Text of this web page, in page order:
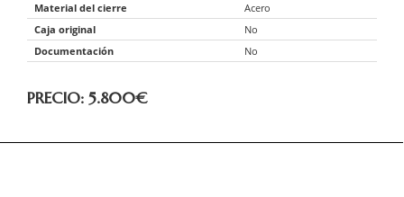
Material del cierre
Acero
Caja original
No
Documentación
No
PRECIO: 5.800€